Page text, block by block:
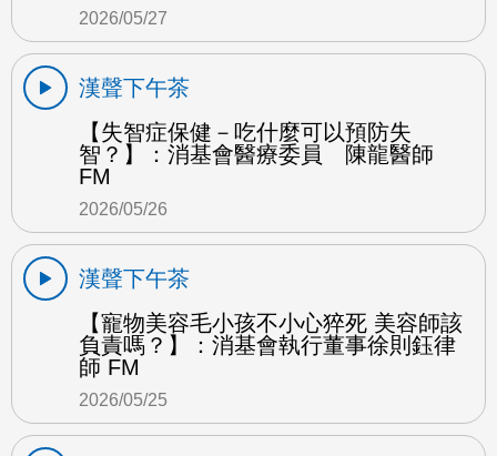
2026/05/27
漢聲下午茶
【失智症保健－吃什麼可以預防失
智？】：消基會醫療委員 陳龍醫師
FM
2026/05/26
漢聲下午茶
【寵物美容毛小孩不小心猝死 美容師該
負責嗎？】：消基會執行董事徐則鈺律
師 FM
2026/05/25